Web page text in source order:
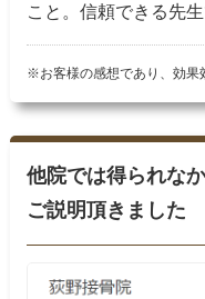
こと。信頼できる先生
※お客様の感想であり、効果
他院では得られな
ご説明頂きました